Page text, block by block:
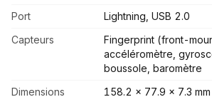
Port
Lightning, USB 2.0
Capteurs
Fingerprint (front-
accéléromètre,
boussole, baromètre
Dimensions
158.2 x 77.9 x 7.3 mm